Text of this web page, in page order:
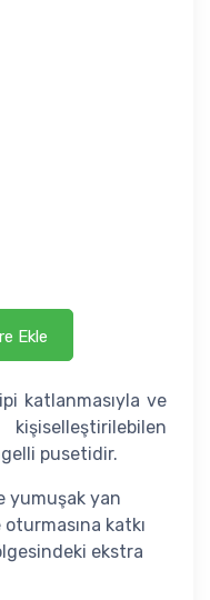
Ekle
katlanmasıyla ve
pusetidir.
yumuşak yan
katkı
ekstra